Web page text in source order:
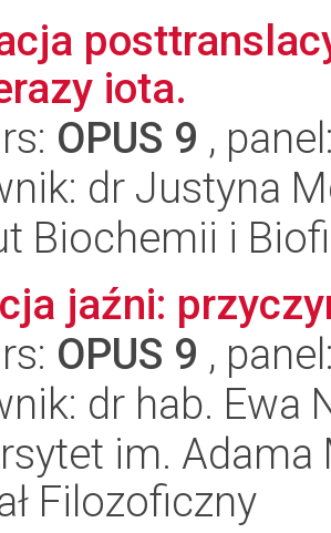
iota.
OPUS 9 ,
dr Justyna
Biochemii i
jaźni:
OPUS 9 ,
dr hab. Ewa
im.
Filozoficzny